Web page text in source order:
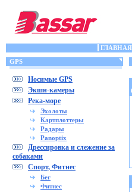
ГЛАВНАЯ
GPS
Носимые GPS
Экшн-камеры
Река-море
Эхолоты
Картплоттеры
Радары
Panoptix
Дрессировка и слежение за
собаками
Спорт, Фитнес
Бег
Фитнес